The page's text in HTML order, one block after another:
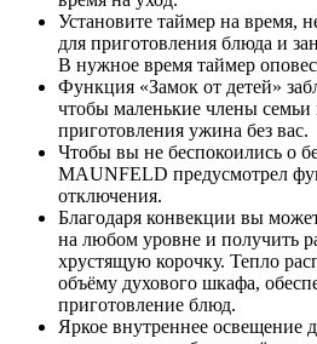
Установите таймер на время,
для приготовления блюда и
В нужное время таймер
Функция «Замок от детей»
чтобы маленькие члены семьи
приготовления ужина без вас.
Чтобы вы не беспокоились о
MAUNFELD предусмотрел
отключения.
Благодаря конвекции вы
на любом уровне и получить
хрустящую корочку. Тепло
объёму духового шкафа,
приготовление блюд.
Яркое внутреннее освещение